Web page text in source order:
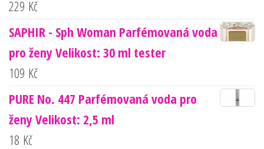
229 Kč
SAPHIR - Sph Woman Parfémovaná voda
pro ženy Velikost: 30 ml tester
109 Kč
PURE No. 447 Parfémovaná voda pro
ženy Velikost: 2,5 ml
18 Kč